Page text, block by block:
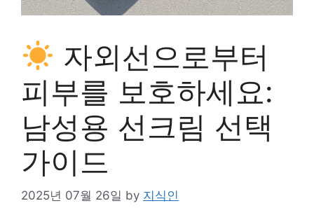
자외선으로부터
피부를 보호하세요:
남성용 선크림 선택
가이드
2025년 07월 26일 by 지식인